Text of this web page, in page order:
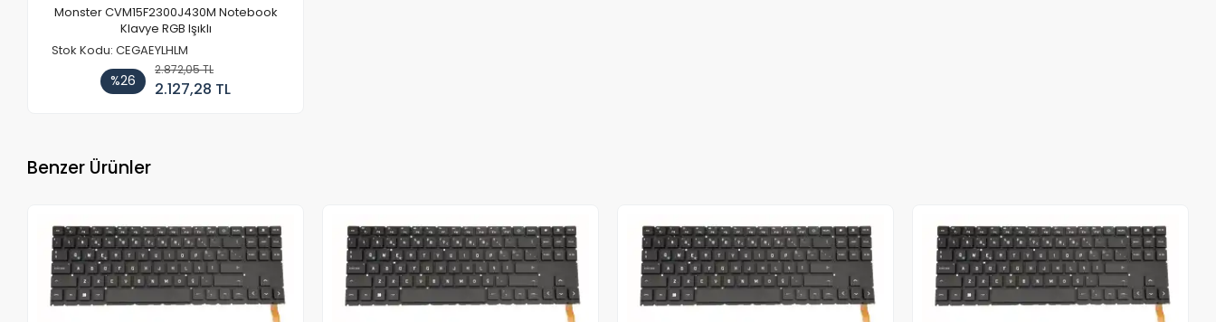
Monster CVM15F2300J430M Notebook
Klavye RGB Işıklı
Stok Kodu: CEGAEYLHLM
%26
2.872,05 TL
2.127,28 TL
Benzer Ürünler